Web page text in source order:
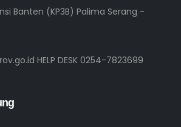
Banten (KP3B) Palima Serang -
HELP DESK 0254-7823699